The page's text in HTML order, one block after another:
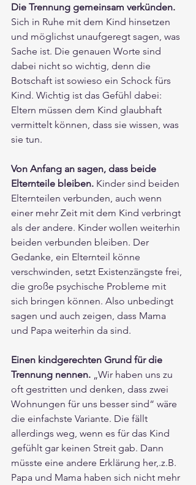
Die Trennung gemeinsam verkünden.
Sich in Ruhe mit dem Kind hinsetzen
und möglichst unaufgeregt sagen, was
Sache ist. Die genauen Worte sind
dabei nicht so wichtig, denn die
Botschaft ist sowieso ein Schock fürs
Kind. Wichtig ist das Gefühl dabei:
Eltern müssen dem Kind glaubhaft
vermittelt können, dass sie wissen, was
sie tun.
Von Anfang an sagen, dass beide
Elternteile bleiben. Kinder sind beiden
Elternteilen verbunden, auch wenn
einer mehr Zeit mit dem Kind verbringt
als der andere. Kinder wollen weiterhin
beiden verbunden bleiben. Der
Gedanke, ein Elternteil könne
verschwinden, setzt Existenzängste frei,
die große psychische Probleme mit
sich bringen können. Also unbedingt
sagen und auch zeigen, dass Mama
und Papa weiterhin da sind.
Einen kindgerechten Grund für die
Trennung nennen. „Wir haben uns zu
oft gestritten und denken, dass zwei
Wohnungen für uns besser sind“ wäre
die einfachste Variante. Die fällt
allerdings weg, wenn es für das Kind
gefühlt gar keinen Streit gab. Dann
müsste eine andere Erklärung her,.z.B.
Papa und Mama haben sich nicht mehr